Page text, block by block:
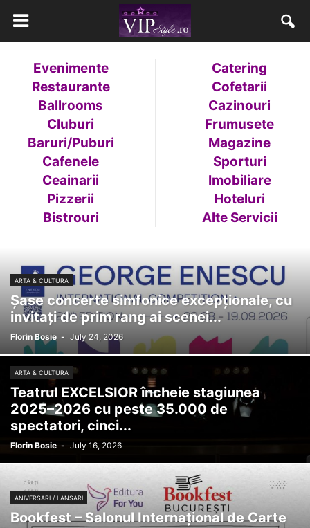
Evenimente
Restaurante
Ballrooms
Cluburi
Baruri/Puburi
Cafenele
Ceainarii
Pizzerii
Bistrouri
Catering
Cofetarii
Cazinouri
Frumusete
Magazine
Sporturi
Imobiliare
Hoteluri
Alte Servicii
ARTA & CULTURA
Șase concerte simfonice excepționale, cu
invitați de prim rang ai scenei...
Florin Bosie - July 24, 2026
ARTA & CULTURA
Teatrul EXCELSIOR încheie stagiunea
2025–2026 cu peste 35.000 de
spectatori, cinci...
Florin Bosie - July 16, 2026
ANIVERSARI / LANSARI
Bookfest – Salonul Internațional de Carte